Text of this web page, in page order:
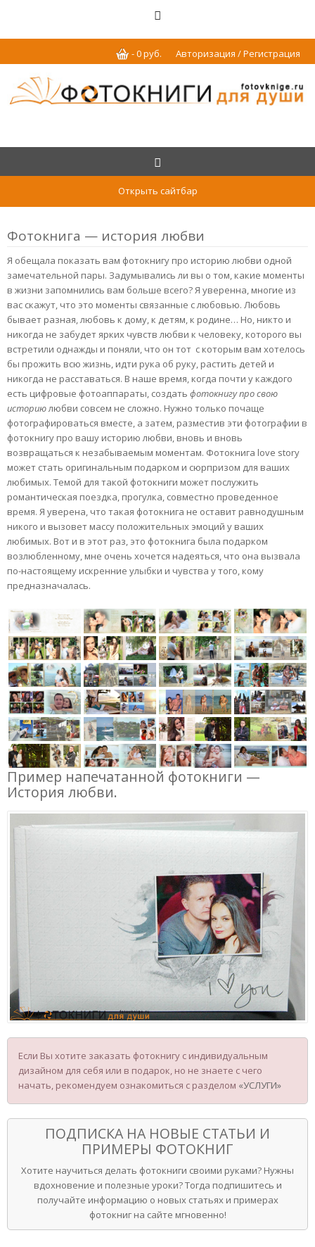
Авторизация / Регистрация
-0руб.
Открыть сайтбар
Фотокнига — история любви
Я обещала показать вам фотокнигу про историю любви одной
замечательной пары. Задумывались ли вы о том, какие моменты
в жизни запомнились вам больше всего? Я уверенна, многие из
вас скажут, что это моменты связанные с любовью. Любовь
бывает разная, любовь к дому, к детям, к родине… Но, никто и
никогда не забудет ярких чувств любви к человеку, которого вы
встретили однажды и поняли, что он тот с которым вам хотелось
бы прожить всю жизнь, идти рука об руку, растить детей и
никогда не расставаться. В наше время, когда почти у каждого
есть цифровые фотоаппараты, создать фотокнигу про свою
историюлюбви совсем не сложно. Нужно только почаще
фотографироваться вместе, а затем, разместив эти фотографии в
фотокнигу про вашу историю любви, вновь и вновь
возвращаться к незабываемым моментам. Фотокнига love story
может стать оригинальным подарком и сюрпризом для ваших
любимых. Темой для такой фотокниги может послужить
романтическая поездка, прогулка, совместно проведенное
время. Я уверена, что такая фотокнига не оставит равнодушным
никого и вызовет массу положительных эмоций у ваших
любимых. Вот и в этот раз, это фотокнига была подарком
возлюбленному, мне очень хочется надеяться, что она вызвала
по-настоящему искренние улыбки и чувства у того, кому
предназначалась.
Пример напечатанной фотокниги —
История любви.
Если Вы хотите заказать фотокнигу с индивидуальным
дизайном для себя или в подарок, но не знаете с чего
начать, рекомендуем ознакомиться с разделом «УСЛУГИ»
ПОДПИСКА НА НОВЫЕ СТАТЬИ И
ПРИМЕРЫ ФОТОКНИГ
Хотите научиться делать фотокниги своими руками? Нужны
вдохновение и полезные уроки? Тогда подпишитесь и
получайте информацию о новых статьях и примерах
фотокниг на сайте мгновенно!